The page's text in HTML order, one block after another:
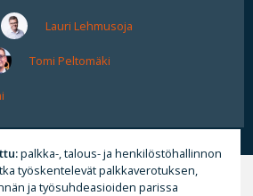
Lauri Lehmusoja
Tomi Peltomäki
palkka-, talous- ja henkilöstöhallinnon
työskentelevät palkkaverotuksen,
ja työsuhdeasioiden parissa